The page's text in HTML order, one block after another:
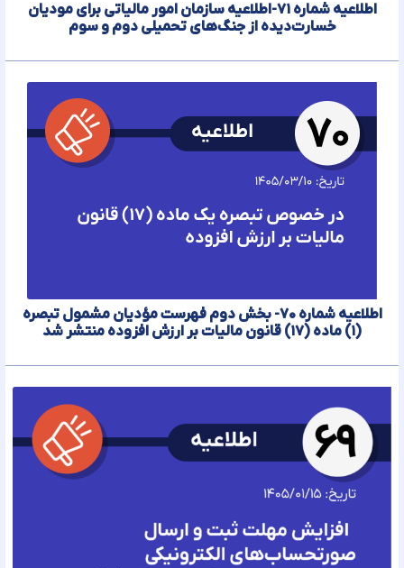
اطلاعیه شماره ۷۱-اطلاعیه سازمان امور مالیاتی برای مودیان
خسارت‌دیده از جنگ‌های تحمیلی دوم و سوم
اطلاعیه شماره ۷۰- بخش دوم فهرست مؤدیان مشمول تبصره
(۱) ماده (۱۷) قانون مالیات بر ارزش افزوده منتشر شد